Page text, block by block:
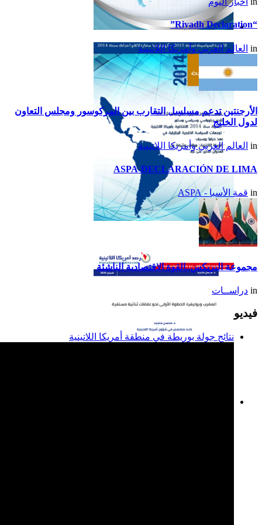
تقرير أمريكا اللاتينية لسنة
2015
تقرير أمريكا اللاتينية لسنة
2014
“Riyadh Declaration”
in العالم العربي وأمريكا اللاتينية
الأرجنتين تدعم مسلسل التقارب بين المركوسور ومجلس التعاون
لدول الخليج
in العالم العربي وأمريكا اللاتينية
ASPA-DECLARACIÓN DE LIMA
in قمة الأسبا - ASPA
مجموعة البريكس..القوة الاقتصادية الناشئة
in دراســات
فيديو
نتائج جولة بوريطة في منطقة أمريكا اللاتينية